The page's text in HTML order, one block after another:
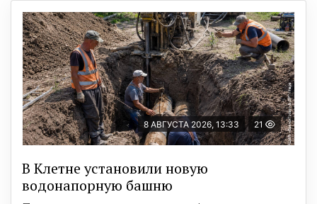
8 АВГУСТА 2026, 13:33 21
В Клетне установили новую
водонапорную башню